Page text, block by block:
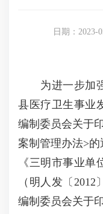
日期：2023-
为进一步加强
县医疗卫生事业
编制委员会关于
案制管理办法>的
《三明市事业单
（明人发〔
编制委员会关于